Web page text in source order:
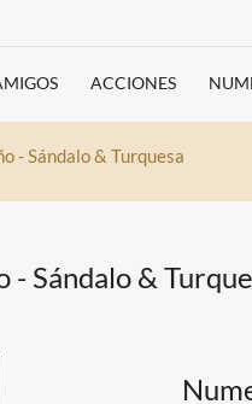
ACCIONES
- Sándalo & Turquesa
- Sándalo &